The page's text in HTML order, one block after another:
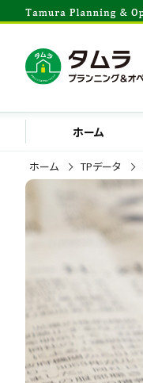
ホーム
ホーム TPデータ